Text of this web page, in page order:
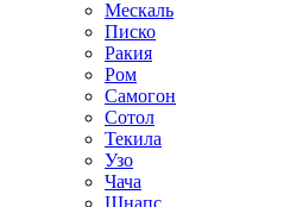
Мескаль
Писко
Ракия
Ром
Самогон
Сотол
Текила
Узо
Чача
Шнапс